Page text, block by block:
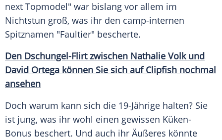
next Topmodel" war bislang vor allem im
Nichtstun groß, was ihr den camp-internen
Spitznamen "Faultier" bescherte.
Den Dschungel-Flirt zwischen Nathalie Volk und
David Ortega können Sie sich auf Clipfish nochmal
ansehen
Doch warum kann sich die 19-Jährige halten? Sie
ist jung, was ihr wohl einen gewissen Küken-
Bonus beschert. Und auch ihr Äußeres könnte